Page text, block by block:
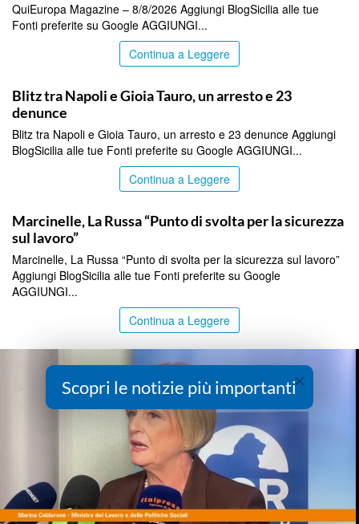
QuiEuropa Magazine – 8/8/2026 Aggiungi BlogSicilia alle tue
Fonti preferite su Google AGGIUNGI...
Continua a Leggere
Blitz tra Napoli e Gioia Tauro, un arresto e 23
denunce
Blitz tra Napoli e Gioia Tauro, un arresto e 23 denunce Aggiungi
BlogSicilia alle tue Fonti preferite su Google AGGIUNGI...
Continua a Leggere
Marcinelle, La Russa “Punto di svolta per la sicurezza
sul lavoro”
Marcinelle, La Russa “Punto di svolta per la sicurezza sul lavoro”
Aggiungi BlogSicilia alle tue Fonti preferite su Google
AGGIUNGI...
Continua a Leggere
×
Scopri le notizie più importanti